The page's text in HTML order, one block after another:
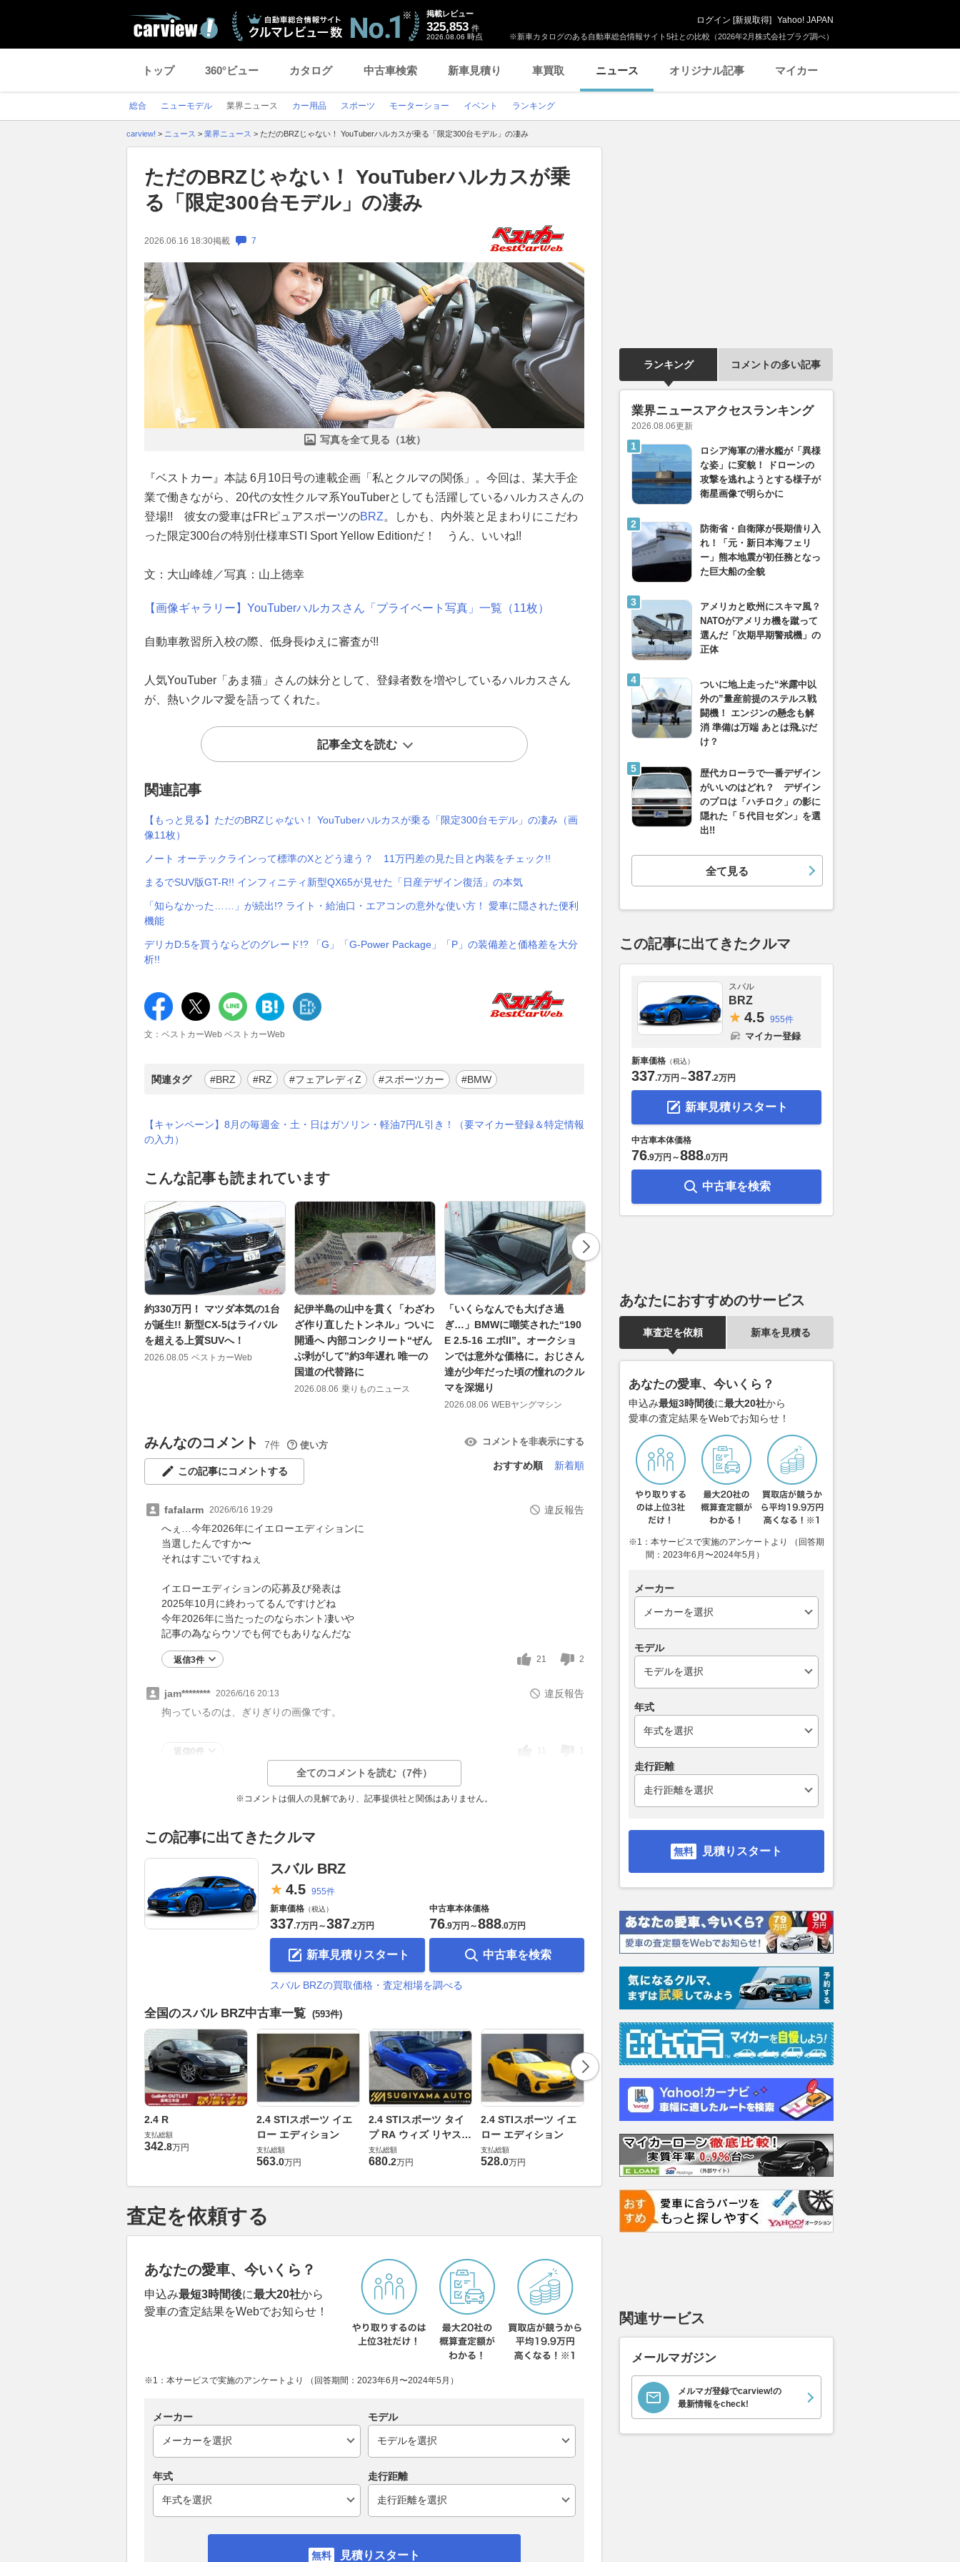
※新車カタログのある自動車総合情報サイト5社との比較（2026年2月株式会社プラグ調べ）
掲載レビュー
325,853 件
2026.08.06 時点
ログイン [新規取得] Yahoo! JAPAN
トップ 360°ビュー カタログ 中古車検索 新車見積り 車買取 ニュース オリジナル記事 マイカー
総合 ニューモデル 業界ニュース カー用品 スポーツ モーターショー イベント ランキング
carview! > ニュース > 業界ニュース > ただのBRZじゃない！ YouTuberハルカスが乗る「限定300台モデル」の凄み
ただのBRZじゃない！ YouTuberハルカスが乗
る「限定300台モデル」の凄み
2026.06.16 18:30掲載 7
写真を全て見る（1枚）
『ベストカー』本誌 6月10日号の連載企画「私とクルマの関係」。今回は、某大手企
業で働きながら、20代の女性クルマ系YouTuberとしても活躍しているハルカスさんの
登場!! 彼女の愛車はFRピュアスポーツのBRZ。しかも、内外装と足まわりにこだわ
った限定300台の特別仕様車STI Sport Yellow Editionだ！ うん、いいね!!
文：大山峰雄／写真：山上徳幸
【画像ギャラリー】YouTuberハルカスさん「プライベート写真」一覧（11枚）
自動車教習所入校の際、低身長ゆえに審査が!!
人気YouTuber「あま猫」さんの妹分として、登録者数を増やしているハルカスさん
が、熱いクルマ愛を語ってくれた。
記事全文を読む
関連記事
【もっと見る】ただのBRZじゃない！ YouTuberハルカスが乗る「限定300台モデル」の凄み（画
像11枚）
ノート オーテックラインって標準のXとどう違う？ 11万円差の見た目と内装をチェック!!
まるでSUV版GT-R!! インフィニティ新型QX65が見せた「日産デザイン復活」の本気
「知らなかった……」が続出!? ライト・給油口・エアコンの意外な使い方！ 愛車に隠された便利
機能
デリカD:5を買うならどのグレード!? 「G」「G-Power Package」「P」の装備差と価格差を大分
析!!
文：ベストカーWeb ベストカーWeb
関連タグ #BRZ #RZ #フェアレディZ #スポーツカー #BMW
【キャンペーン】8月の毎週金・土・日はガソリン・軽油7円/L引き！（要マイカー登録＆特定情報
の入力）
こんな記事も読まれています
約330万円！ マツダ本気の1台
が誕生!! 新型CX-5はライバル
を超える上質SUVへ！
2026.08.05 ベストカーWeb
紀伊半島の山中を貫く「わざわ
ざ作り直したトンネル」ついに
開通へ 内部コンクリート“ぜん
ぶ剥がして”約3年遅れ 唯一の
国道の代替路に
2026.08.06 乗りものニュース
「いくらなんでも大げさ過
ぎ…」BMWに嘲笑された“190
E 2.5-16 エボII”。オークショ
ンでは意外な価格に。おじさん
達が少年だった頃の憧れのクル
マを深堀り
2026.08.06 WEBヤングマシン
ミツオカ「新型スポーツカー」
登場へ ティザー画像「第3弾」
くるまのニュース
かつてはフィット一強の時代も
あったけれど……! 実は今な
お熾烈な争いが続くコンパクト
みんなのコメント 7件 使い方 コメントを非表示にする
この記事にコメントする
おすすめ順 新着順
fafalarm 2026/6/16 19:29
違反報告
へぇ…今年2026年にイエローエディションに
当選したんですか〜
それはすごいですねぇ
イエローエディションの応募及び発表は
2025年10月に終わってるんですけどね
今年2026年に当たったのならホント凄いや
記事の為ならウソでも何でもありなんだな
返信3件 21 2
jam******** 2026/6/16 20:13
違反報告
拘っているのは、ぎりぎりの画像です。
返信0件 11 1
全てのコメントを読む（7件）
※コメントは個人の見解であり、記事提供社と関係はありません。
この記事に出てきたクルマ
スバル BRZ
4.5 955件
新車価格 （税込）
337.7万円 ～387.2万円
新車見積りスタート
中古車本体価格
76.9万円 ～888.0万円
中古車を検索
スバル BRZの買取価格・査定相場を調べる
全国のスバル BRZ中古車一覧 (593件)
2.4 R
支払総額
342.8万円
2.4 STIスポーツ イエ
ロー エディション
支払総額
563.0万円
2.4 STIスポーツ タイ
プ RA ウィズ リヤスポ
イラー
支払総額
680.2万円
2.4 STIスポーツ イエ
ロー エディション
支払総額
528.0万円
2.4 STIスポーツ タイ
2.4 R
339.8万円
2.4 STIスポーツ
431
査定を依頼する
あなたの愛車、今いくら？
申込み最短3時間後に最大20社から
愛車の査定結果をWebでお知らせ！
※1：本サービスで実施のアンケートより （回答期間：2023年6月〜2024年5月）
メーカー モデル
年式 走行距離
見積りスタート
ランキング コメントの多い記事
業界ニュースアクセスランキング
2026.08.06更新
ロシア海軍の潜水艦が「異様
な姿」に変貌！ ドローンの
攻撃を逃れようとする様子が
衛星画像で明らかに
防衛省・自衛隊が長期借り入
れ！「元・新日本海フェリ
ー」熊本地震が初任務となっ
た巨大船の全貌
アメリカと欧州にスキマ風？
NATOがアメリカ機を蹴って
選んだ「次期早期警戒機」の
正体
ついに地上走った“米露中以
外の”量産前提のステルス戦
闘機！ エンジンの懸念も解
消 準備は万端 あとは飛ぶだ
け？
歴代カローラで一番デザイン
がいいのはどれ？ デザイン
のプロは「ハチロク」の影に
隠れた「５代目セダン」を選
出!!
全て見る
この記事に出てきたクルマ
スバル
BRZ
4.5 955件
マイカー登録
新車価格 （税込）
337.7万円 ～387.2万円
新車見積りスタート
中古車本体価格
76.9万円 ～888.0万円
中古車を検索
あなたにおすすめのサービス
車査定を依頼 新車を見積る
あなたの愛車、今いくら？
申込み最短3時間後に最大20社から
愛車の査定結果をWebでお知らせ！
※1：本サービスで実施のアンケートより （回答期
間：2023年6月〜2024年5月）
メーカー
モデル
年式
走行距離
見積りスタート
関連サービス
メールマガジン
メルマガ登録でcarview!の
最新情報をcheck!